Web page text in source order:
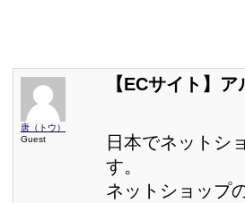
唐（トウ）
Guest
【ECサイト】
日本でネットシ
す。
ネットショップ